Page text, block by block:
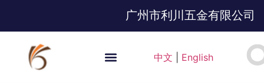
广州市利川五金有限公司
中文 English